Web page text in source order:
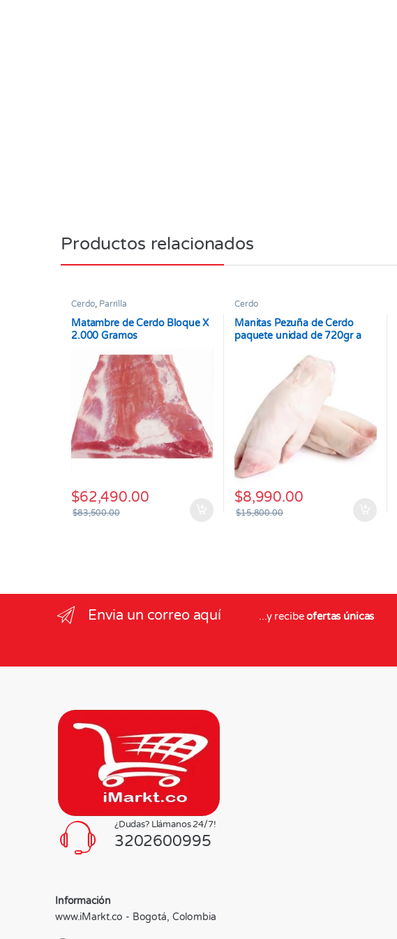
Productos relacionados
Cerdo, Parrilla
Matambre de Cerdo Bloque X
2.000 Gramos
$62,490.00
$83,500.00
Cerdo
Manitas Pezuña de Cerdo
paquete unidad de 720gr a
$8,990.00
$15,800.00
Envia un correo aquí ...y recibeofertas únicas
¿Dudas? Llámanos 24/7!
3202600995
Información
www.iMarkt.co - Bogotá, Colombia